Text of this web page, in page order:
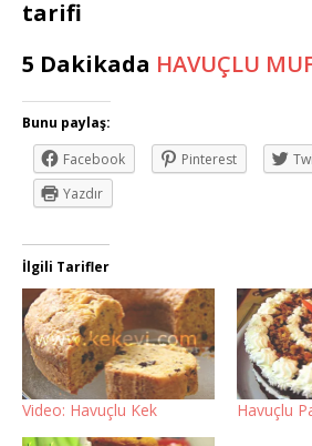
tarifi
5 Dakikada HAVUÇLU
Bunu paylaş:
Facebook
Pinterest
Yazdır
İlgili Tarifler
Video: Havuçlu Kek Havuçlu